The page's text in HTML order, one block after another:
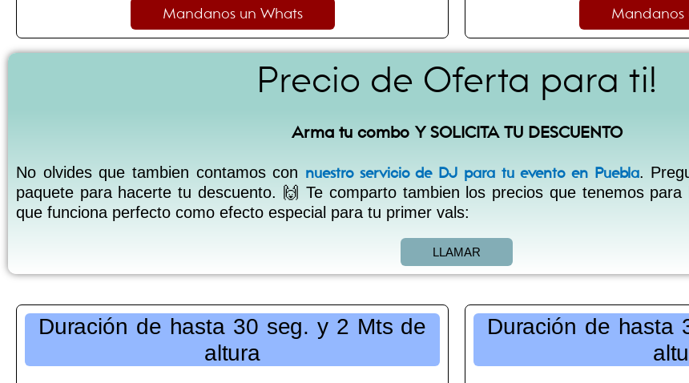
Mandanos un Whats Mandanos
Precio de Oferta para ti!
Arma tu combo Y SOLICITA TU DESCUENTO
No olvides que tambien contamos con nuestro servicio de DJ para tu evento en Puebla.
paquete para hacerte tu descuento. 🙌 Te comparto tambien los precios que tenemos para
que funciona perfecto como efecto especial para tu primer vals:
LLAMAR
Duración de hasta 30 seg. y 2 Mts de
altura
Duración de hasta